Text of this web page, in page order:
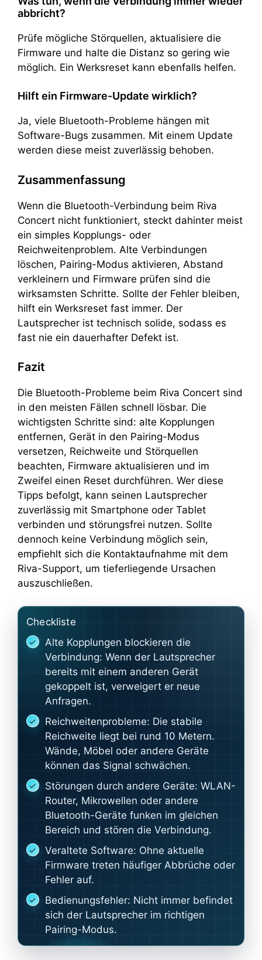
abbricht?
Prüfe mögliche Störquellen, aktualisiere die
Firmware und halte die Distanz so gering wie
möglich. Ein Werksreset kann ebenfalls helfen.
Hilft ein Firmware-Update wirklich?
Ja, viele Bluetooth-Probleme hängen mit
Software-Bugs zusammen. Mit einem Update
werden diese meist zuverlässig behoben.
Zusammenfassung
Wenn die Bluetooth-Verbindung beim Riva
Concert nicht funktioniert, steckt dahinter meist
ein simples Kopplungs- oder
Reichweitenproblem. Alte Verbindungen
löschen, Pairing-Modus aktivieren, Abstand
verkleinern und Firmware prüfen sind die
wirksamsten Schritte. Sollte der Fehler bleiben,
hilft ein Werksreset fast immer. Der
Lautsprecher ist technisch solide, sodass es
fast nie ein dauerhafter Defekt ist.
Fazit
Die Bluetooth-Probleme beim Riva Concert sind
in den meisten Fällen schnell lösbar. Die
wichtigsten Schritte sind: alte Kopplungen
entfernen, Gerät in den Pairing-Modus
versetzen, Reichweite und Störquellen
beachten, Firmware aktualisieren und im
Zweifel einen Reset durchführen. Wer diese
Tipps befolgt, kann seinen Lautsprecher
zuverlässig mit Smartphone oder Tablet
verbinden und störungsfrei nutzen. Sollte
dennoch keine Verbindung möglich sein,
empfiehlt sich die Kontaktaufnahme mit dem
Riva-Support, um tieferliegende Ursachen
auszuschließen.
Checkliste
Alte Kopplungen blockieren die
Verbindung: Wenn der Lautsprecher
bereits mit einem anderen Gerät
gekoppelt ist, verweigert er neue
Anfragen.
Reichweitenprobleme: Die stabile
Reichweite liegt bei rund 10 Metern.
Wände, Möbel oder andere Geräte
können das Signal schwächen.
Störungen durch andere Geräte: WLAN-
Router, Mikrowellen oder andere
Bluetooth-Geräte funken im gleichen
Bereich und stören die Verbindung.
Veraltete Software: Ohne aktuelle
Firmware treten häufiger Abbrüche oder
Fehler auf.
Bedienungsfehler: Nicht immer befindet
sich der Lautsprecher im richtigen
Pairing-Modus.